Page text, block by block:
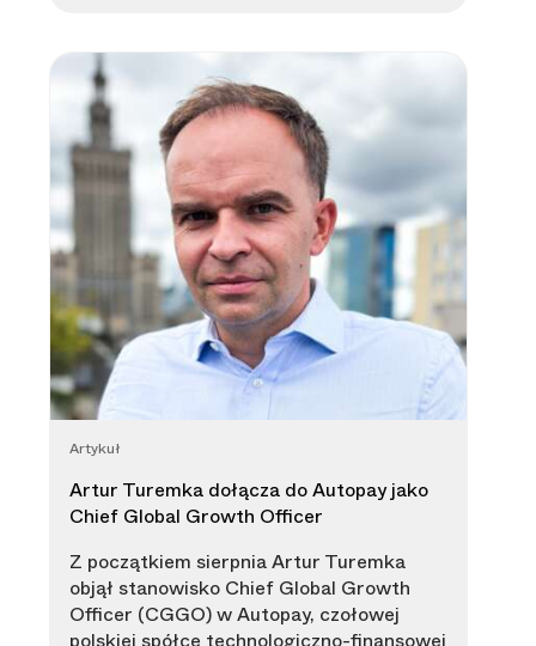
Artykuł
Artur Turemka dołącza do Autopay jako
Chief Global Growth Officer
Z początkiem sierpnia Artur Turemka
objął stanowisko Chief Global Growth
Officer (CGGO) w Autopay, czołowej